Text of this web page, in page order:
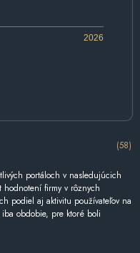
2026
(58)
portáloch v nasledujúcich
firmy v rôznych
podiel aj aktivitu používateľov na
obdobie, pre ktoré boli